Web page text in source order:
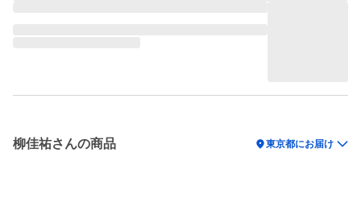
柳佳祐さんの商品 location_on東京都にお届け